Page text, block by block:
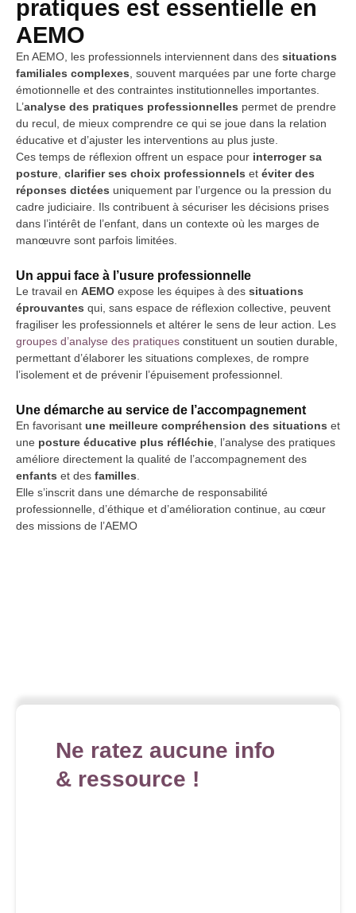
pratiques est essentielle en
AEMO
En AEMO, les professionnels interviennent dans des situations
familiales complexes , souvent marquées par une forte charge
émotionnelle et des contraintes institutionnelles importantes.
L’analyse des pratiques professionnelles permet de prendre
du recul, de mieux comprendre ce qui se joue dans la relation
éducative et d’ajuster les interventions au plus juste.
Ces temps de réflexion offrent un espace pour interroger sa
posture clarifier ses choix professionnels et éviter des
réponses dictées uniquement par l’urgence ou la pression du
cadre judiciaire. Ils contribuent à sécuriser les décisions prises
dans l’intérêt de l’enfant, dans un contexte où les marges de
manœuvre sont parfois limitées.
Un appui face à l’usure professionnelle
Le travail en AEMO expose les équipes à des situations
éprouvantes qui, sans espace de réflexion collective, peuvent
fragiliser les professionnels et altérer le sens de leur action. Les
groupes d’analyse des pratiques constituent un soutien durable,
permettant d’élaborer les situations complexes, de rompre
l’isolement et de prévenir l’épuisement professionnel.
Une démarche au service de l’accompagnement
En favorisant une meilleure compréhension des situations et
une posture éducative plus réfléchie , l’analyse des pratiques
améliore directement la qualité de l’accompagnement des
enfants et des familles
Elle s’inscrit dans une démarche de responsabilité
professionnelle, d’éthique et d’amélioration continue, au cœur
des missions de l’AEMO
Ne ratez aucune info
& ressource !